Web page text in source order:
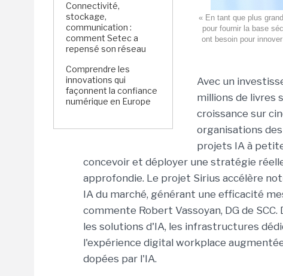
Connectivité,
stockage,
communication :
comment Setec a
repensé son réseau
Comprendre les
innovations qui
façonnent la confiance
numérique en Europe
« En tant que plus
pour fournir la base
ont besoin pour
Avec un
millions de livres
croissance sur
organisations
projets IA à
concevoir et déployer une stratégie
approfondie. Le projet Sirius accélère
IA du marché, générant une efficacité
commente Robert Vassoyan, DG de
les solutions d'IA, les infrastructures
l'expérience digital workplace
dopées par l'IA.